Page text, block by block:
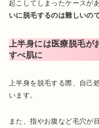
起こしてしまったケースが
いに脱毛するのは難しいので
上半身には医療脱毛
すべ肌に
上半身を脱毛する際、自己
います。
また、指やお腹など毛穴が